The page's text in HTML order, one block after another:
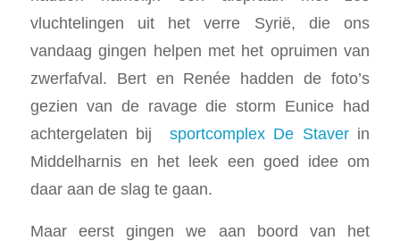
vluchtelingen uit het verre Syrië, die ons
vandaag gingen helpen met het opruimen van
zwerfafval. Bert en Renée hadden de foto’s
gezien van de ravage die storm Eunice had
achtergelaten bij sportcomplex De Staverin
Middelharnis en het leek een goed idee om
daar aan de slag te gaan.
Maar eerst gingen we aan boord van het